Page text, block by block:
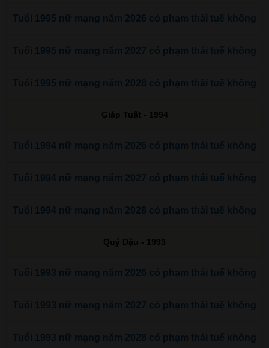
Tuổi 1995 nữ mạng năm 2026 có phạm thái tuế không
Tuổi 1995 nữ mạng năm 2027 có phạm thái tuế không
Tuổi 1995 nữ mạng năm 2028 có phạm thái tuế không
Giáp Tuất - 1994
Tuổi 1994 nữ mạng năm 2026 có phạm thái tuế không
Tuổi 1994 nữ mạng năm 2027 có phạm thái tuế không
Tuổi 1994 nữ mạng năm 2028 có phạm thái tuế không
Quý Dậu - 1993
Tuổi 1993 nữ mạng năm 2026 có phạm thái tuế không
Tuổi 1993 nữ mạng năm 2027 có phạm thái tuế không
Tuổi 1993 nữ mạng năm 2028 có phạm thái tuế không